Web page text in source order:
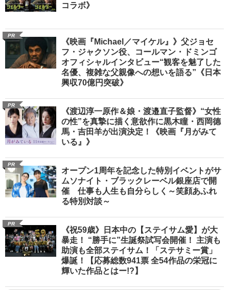
コラボ》
PR
《映画『Michael／マイケル』》父ジョセ
フ・ジャクソン役、コールマン・ドミンゴ
オフィシャルインタビュー“観客を魅了した
名優、複雑な父親像への想いを語る”《日本
興収70億円突破》
PR
《渡辺淳一原作＆娘・渡邉直子監督》“女性
の性”を真摯に描く意欲作に黒木瞳・西岡德
馬・吉田羊が出演決定！《映画『月がみて
いる』》
PR
オープン1周年を記念した特別イベントがサ
ムソナイト・ブラックレーベル銀座店で開
催 仕事も人生も自分らしく～笑顔あふれ
る特別対談～
PR
《祝59歳》日本中の【ステイサム愛】が大
暴走！ “勝手に”生誕祭試写会開催！ 主演も
助演も全部ステイサム！「ステサミー賞」
爆誕！【応募総数941票 全54作品の栄冠に
輝いた作品とはー!?】